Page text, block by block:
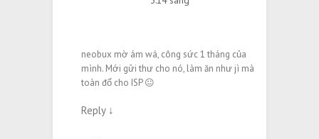
neobux mờ ám wá, công sức 1 tháng của
mình. Mới gửi thư cho nó, làm ăn như jì mà
toàn đổ cho ISP 😐
Reply ↓